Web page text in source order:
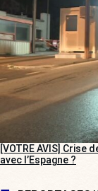
[VOTRE AVIS]
avec l’Espagne ?